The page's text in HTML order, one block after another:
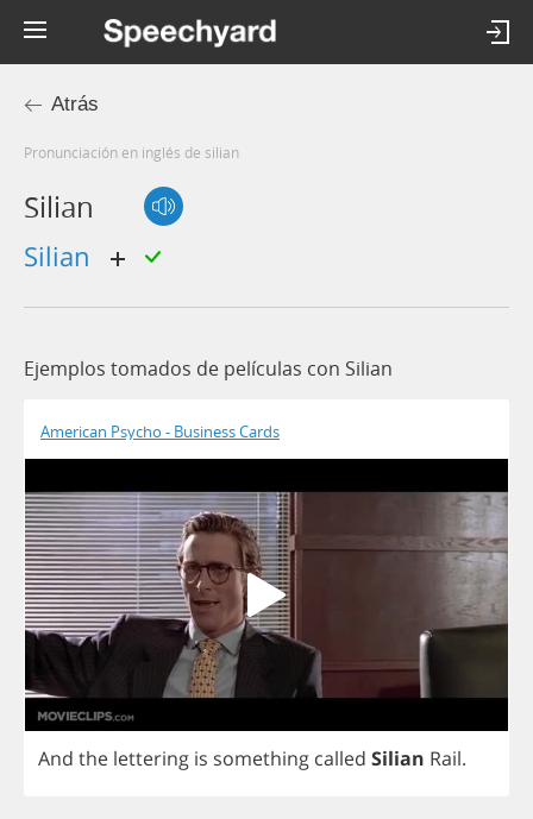
Atrás
Pronunciación en inglés de silian
Silian
silian
Ejemplos tomados de películas con Silian
American Psycho - Business Cards
And the lettering is something called Silian Rail.